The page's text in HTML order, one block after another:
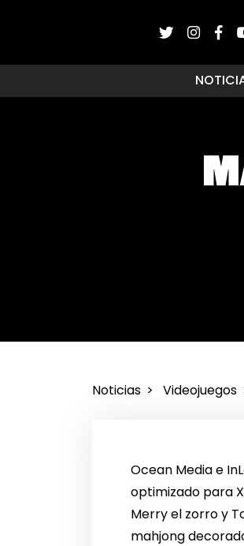
Noticias Videojuegos
Ocean Media e
optimizado para
Merry el zorro y
mahjong